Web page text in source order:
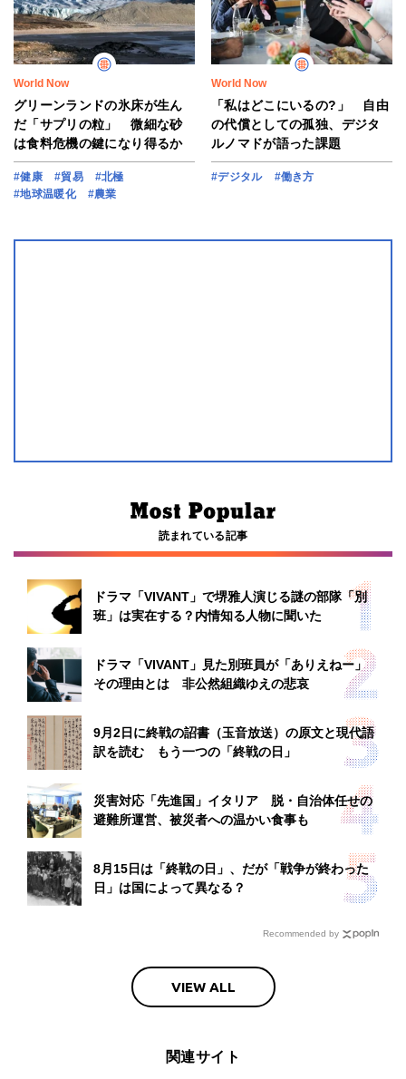
World Now
グリーンランドの氷床が生ん
だ「サプリの粒」 微細な砂
は食料危機の鍵になり得るか
#健康 #貿易
#北極
#地球温暖化
#農業
World Now
「私はどこにいるの?」 自由
の代償としての孤独、デジタ
ルノマドが語った課題
#デジタル #働き方
読まれている記事
ドラマ「VIVANT」で堺雅人演じる謎の部隊「別
班」は実在する？内情知る人物に聞いた
ドラマ「VIVANT」見た別班員が「ありえねー」
その理由とは 非公然組織ゆえの悲哀
9月2日に終戦の詔書（玉音放送）の原文と現代語
訳を読む もう一つの「終戦の日」
災害対応「先進国」イタリア 脱・自治体任せの
避難所運営、被災者への温かい食事も
8月15日は「終戦の日」、だが「戦争が終わった
日」は国によって異なる？
Recommended by
VIEW ALL
関連サイト